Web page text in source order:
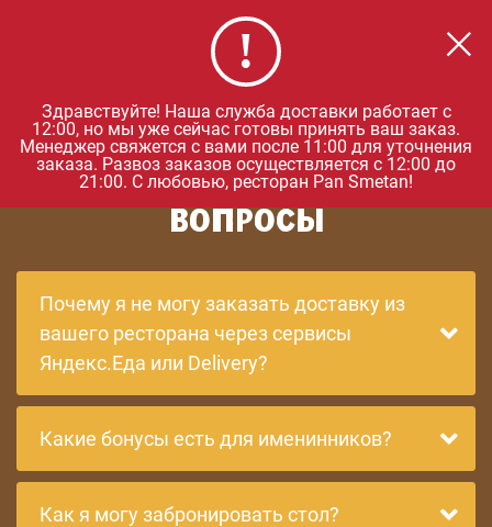
Удобнее в приложении
Для IOS и Android
Загрузить
Здравствуйте! Наша служба доставки работает с
12:00, но мы уже сейчас готовы принять ваш заказ.
Менеджер свяжется с вами после 11:00 для уточнения
заказа. Развоз заказов осуществляется с 12:00 до
21:00. С любовью, ресторан Pan Smetan!
ЧАСТО ЗАДАВАЕМЫЕ
ВОПРОСЫ
Почему я не могу заказать доставку из
вашего ресторана через сервисы
Яндекс.Еда или Delivery?
Какие бонусы есть для именинников?
Как я могу забронировать стол?